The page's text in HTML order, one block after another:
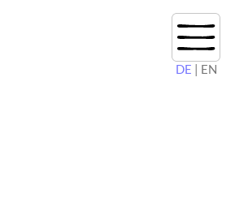
DE | EN